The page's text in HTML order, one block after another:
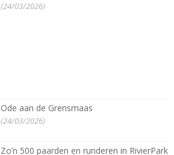
(24/03/2026)
Ode aan de Grensmaas
(24/03/2026)
Zo’n 500 paarden en runderen in RivierPark